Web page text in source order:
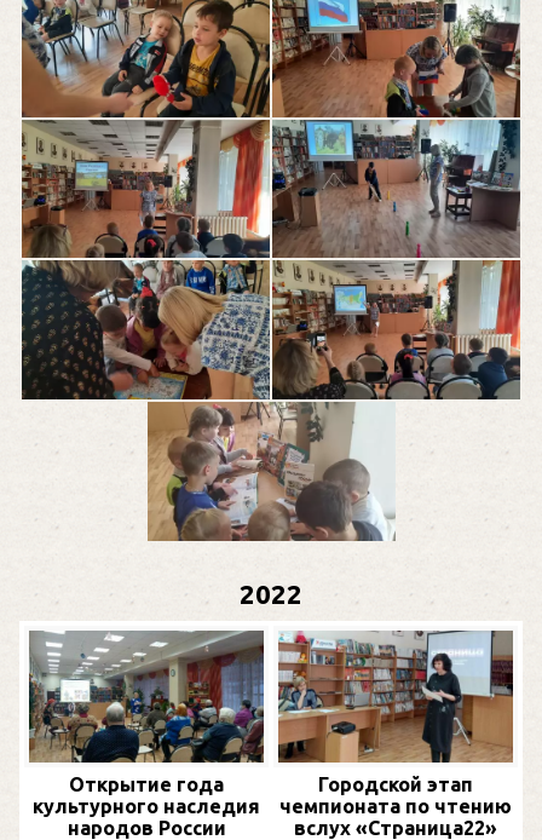
2022
Открытие года
культурного наследия
народов России
Городской этап
чемпионата по чтению
вслух «Страница22»